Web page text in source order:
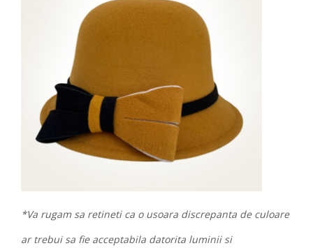
*Va rugam sa retineti ca o usoara discrepanta de culoare
ar trebui sa fie acceptabila datorita luminii si